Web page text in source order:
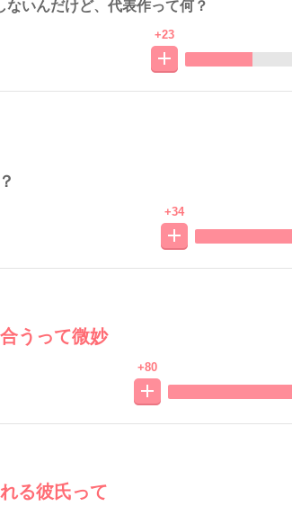
いんだけど、代表作って何？
+23
+34
うって微妙
+80
る彼氏って